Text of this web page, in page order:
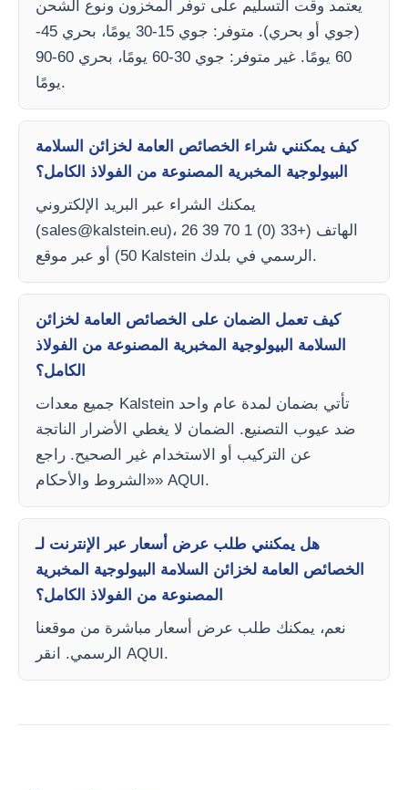
يعتمد وقت التسليم على توفر المخزون ونوع الشحن
(جوي أو بحري). متوفر: جوي 15-30 يومًا، بحري 45-
60 يومًا. غير متوفر: جوي 30-60 يومًا، بحري 60-90
يومًا.
كيف يمكنني شراء الخصائص العامة لخزائن السلامة
البيولوجية المخبرية المصنوعة من الفولاذ الكامل؟
يمكنك الشراء عبر البريد الإلكتروني
(sales@kalstein.eu)، الهاتف (+33 (0) 1 70 39 26
50) أو عبر موقع Kalstein الرسمي في بلدك.
كيف تعمل الضمان على الخصائص العامة لخزائن
السلامة البيولوجية المخبرية المصنوعة من الفولاذ
الكامل؟
جميع معدات Kalstein تأتي بضمان لمدة عام واحد
ضد عيوب التصنيع. الضمان لا يغطي الأضرار الناتجة
عن التركيب أو الاستخدام غير الصحيح. راجع
«الشروط والأحكام» AQUI.
هل يمكنني طلب عرض أسعار عبر الإنترنت لـ
الخصائص العامة لخزائن السلامة البيولوجية المخبرية
المصنوعة من الفولاذ الكامل؟
نعم، يمكنك طلب عرض أسعار مباشرة من موقعنا
الرسمي. انقر AQUI.